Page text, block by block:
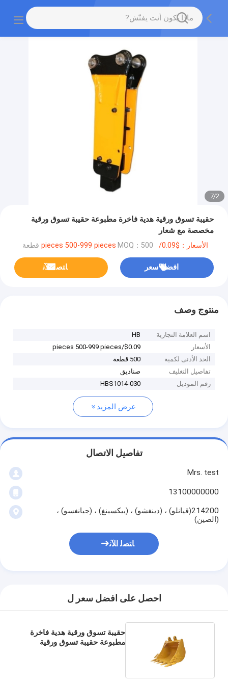
2
/
7
حقيبة تسوق ورقية هدية فاخرة مطبوعة حقيبة تسوق ورقية
مخصصة مع شعار
الأسعار：$0.09/pieces 500-999 pieces MOQ：500 قطعة
افضل سعر ﺎﺘﺼﻟ ﺍﻶﻧ
منتوج وصف
اسم العلامة التجارية
HB
الأسعار
$0.09/pieces 500-999 pieces
الحد الأدنى لكمية
500 قطعة
تفاصيل التغليف
صناديق
رقم الموديل
HBS1014-030
عرض المزيد
تفاصيل الاتصال
Mrs. test
13100000000
214200(قيانلو) ، (دينغشو) ، (ييكسينغ) ، (جيانغسو) ،
(الصين)
ﺎﺘﺼﻟ ﺍﻶﻧ
احصل على افضل سعر ل
حقيبة تسوق ورقية هدية فاخرة
مطبوعة حقيبة تسوق ورقية